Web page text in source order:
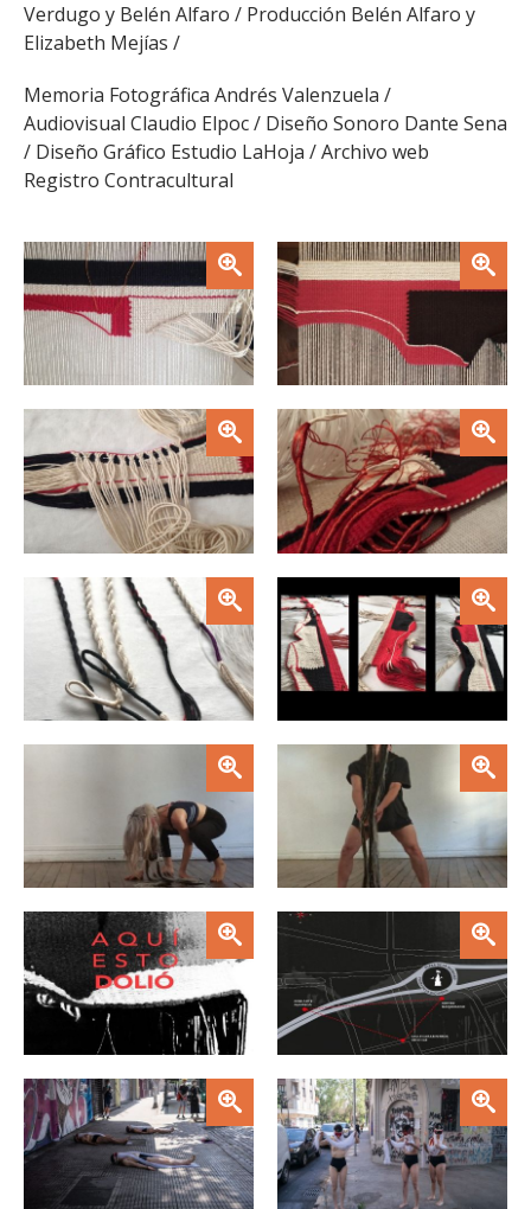
Verdugo y Belén Alfaro / Producción Belén Alfaro y
Elizabeth Mejías /
Memoria Fotográfica Andrés Valenzuela /
Audiovisual Claudio Elpoc / Diseño Sonoro Dante Sena
/ Diseño Gráfico Estudio LaHoja / Archivo web
Registro Contracultural
Zoom Zoom
Zoom Zoom
Zoom Zoom
Zoom
Zoom Zoom
Zoom Zoom